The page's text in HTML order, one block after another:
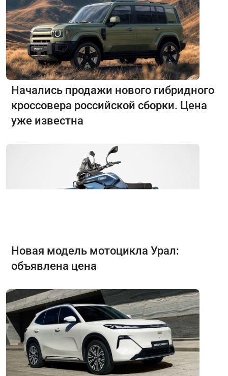
Начались продажи нового гибридного
кроссовера российской сборки. Цена
уже известна
Новая модель мотоцикла Урал:
объявлена цена